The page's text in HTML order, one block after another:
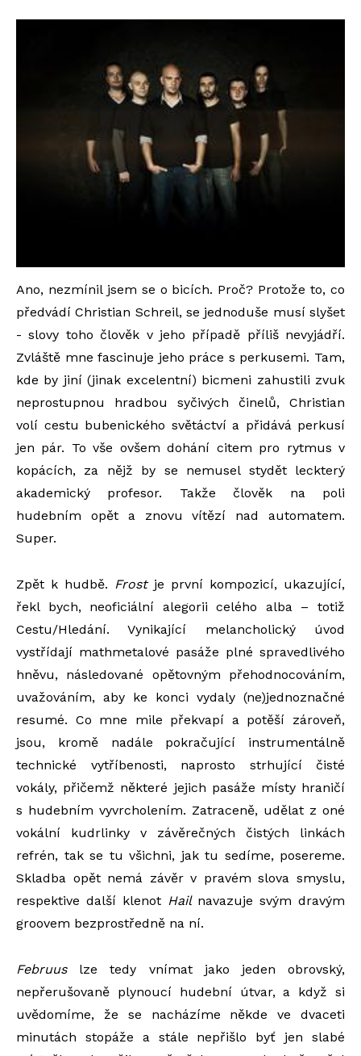
Ano, nezmínil jsem se o bicích. Proč? Protože to, co
předvádí Christian Schreil, se jednoduše musí slyšet
- slovy toho člověk v jeho případě příliš nevyjádří.
Zvláště mne fascinuje jeho práce s perkusemi. Tam,
kde by jiní (jinak excelentní) bicmeni zahustili zvuk
neprostupnou hradbou syčivých činelů, Christian
volí cestu bubenického světáctví a přidává perkusí
jen pár. To vše ovšem dohání citem pro rytmus v
kopácích, za nějž by se nemusel stydět leckterý
akademický profesor. Takže člověk na poli
hudebním opět a znovu vítězí nad automatem.
Super.
Zpět k hudbě. Frostje první kompozicí, ukazující,
řekl bych, neoficiální alegorii celého alba – totiž
Cestu/Hledání. Vynikající melancholický úvod
vystřídají mathmetalové pasáže plné spravedlivého
hněvu, následované opětovným přehodnocováním,
uvažováním, aby ke konci vydaly (ne)jednoznačné
resumé. Co mne mile překvapí a potěší zároveň,
jsou, kromě nadále pokračující instrumentálně
technické vytříbenosti, naprosto strhující čisté
vokály, přičemž některé jejich pasáže místy hraničí
s hudebním vyvrcholením. Zatraceně, udělat z oné
vokální kudrlinky v závěrečných čistých linkách
refrén, tak se tu všichni, jak tu sedíme, posereme.
Skladba opět nemá závěr v pravém slova smyslu,
respektive další klenot Hailnavazuje svým dravým
groovem bezprostředně na ní.
Februuslze tedy vnímat jako jeden obrovský,
nepřerušovaně plynoucí hudební útvar, a když si
uvědomíme, že se nacházíme někde ve dvaceti
minutách stopáže a stále nepřišlo byť jen slabé